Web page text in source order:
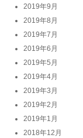
2019年9月
2019年8月
2019年7月
2019年6月
2019年5月
2019年4月
2019年3月
2019年2月
2019年1月
2018年12月